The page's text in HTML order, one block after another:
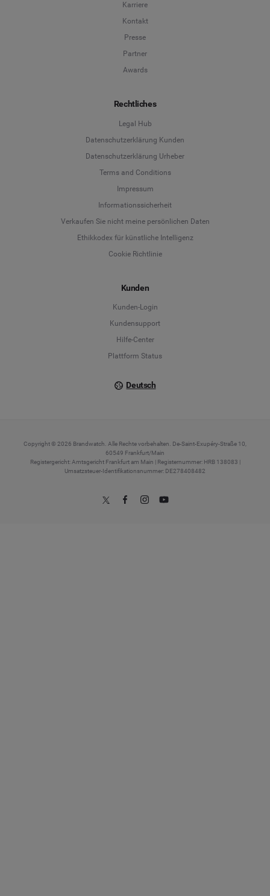
Karriere
Kontakt
Presse
Partner
Awards
Rechtliches
Legal Hub
Datenschutzerklärung Kunden
Datenschutzerklärung Urheber
Terms and Conditions
Impressum
Informationssicherheit
Verkaufen Sie nicht meine persönlichen Daten
Ethikkodex für künstliche Intelligenz
Cookie Richtlinie
Kunden
Kunden-Login
Kundensupport
Hilfe-Center
Plattform Status
Deutsch
Deutsch
English
Copyright © 2026 Brandwatch. Alle Rechte vorbehalten. De-Saint-Exupéry-Straße 10,
60549 Frankfurt/Main
Registergericht: Amtsgericht Frankfurt am Main | Registernummer: HRB 138083 |
Umsatzsteuer-Identifikationsnummer: DE278408482